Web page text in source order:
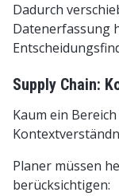
Dadurch
Datenerfassung
Supply Chain:
Kaum ein
Planer müssen
berücksichtigen: